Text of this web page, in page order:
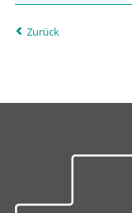
Zurück